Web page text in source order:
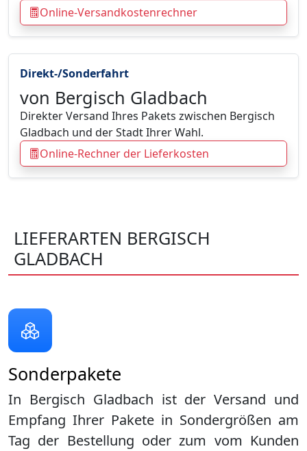
Direkt-/Sonderfahrt
von Bergisch Gladbach
Direkter Versand Ihres Pakets zwischen Bergisch
Gladbach und der Stadt Ihrer Wahl.
Online-Rechner der Lieferkosten
Online-Versandkostenrechner
LIEFERARTEN BERGISCH
GLADBACH
Sonderpakete
In Bergisch Gladbach ist der Versand und
Empfang Ihrer Pakete in Sondergrößen am
Tag der Bestellung oder zum vom Kunden